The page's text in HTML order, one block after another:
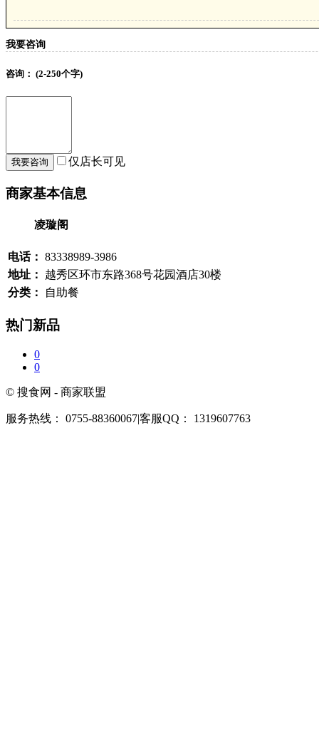
我要咨询
咨询： (2-250个字)
仅店长可见
商家基本信息
凌璇阁
电话： 83338989-3986
地址：
越秀区环市东路368号花园酒店30楼
分类：
自助餐
热门新品
0
0
© 搜食网 - 商家联盟
服务热线： 0755-88360067|客服QQ： 1319607763